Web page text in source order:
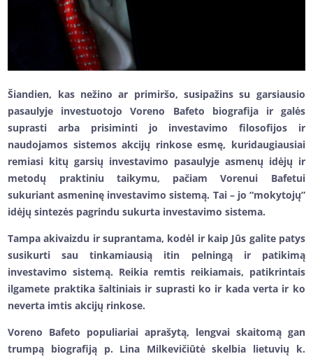
Šiandien, kas nežino ar primiršo, susipažins su garsiausio
pasaulyje investuotojo Voreno Bafeto biografija ir galės
suprasti arba prisiminti jo investavimo filosofijos ir
naudojamos sistemos akcijų rinkose esmę, kuridaugiausiai
remiasi kitų garsių investavimo pasaulyje asmenų idėjų ir
metodų praktiniu taikymu, pačiam Vorenui Bafetui
sukuriant asmeninę investavimo sistemą. Tai – jo “mokytojų”
idėjų sintezės pagrindu sukurta investavimo sistema.
Tampa akivaizdu ir suprantama, kodėl ir kaip Jūs galite patys
susikurti sau tinkamiausią itin pelningą ir patikimą
investavimo sistemą. Reikia remtis reikiamais, patikrintais
ilgamete praktika šaltiniais ir suprasti ko ir kada verta ir ko
neverta imtis akcijų rinkose.
Voreno Bafeto populiariai aprašytą, lengvai skaitomą gan
trumpą biografiją p. Lina Milkevičiūtė skelbia lietuvių k.